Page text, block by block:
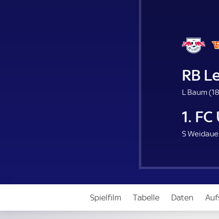
RB
L Baum (
1.
S
Spielfilm Tabelle Daten